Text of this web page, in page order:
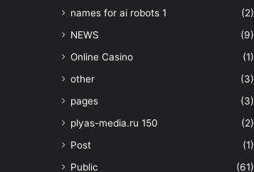
names for ai robots 1
(2)
NEWS
(9)
Online Casino
(1)
other
(3)
pages
(3)
plyas-media.ru 150
(2)
Post
(1)
Public
(61)